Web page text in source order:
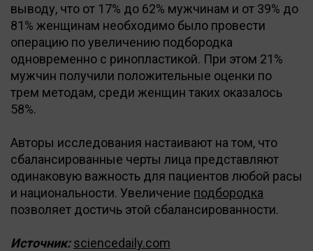
выводу, что от 17% до 62% мужчинам и от 39% до
81% женщинам необходимо было провести
операцию по увеличению подбородка
одновременно с ринопластикой. При этом 21%
мужчин получили положительные оценки по
трем методам, среди женщин таких оказалось
58%.
Авторы исследования настаивают на том, что
сбалансированные черты лица представляют
одинаковую важность для пациентов любой расы
и национальности. Увеличение подбородка
позволяет достичь этой сбалансированности.
Источник: sciencedaily.com